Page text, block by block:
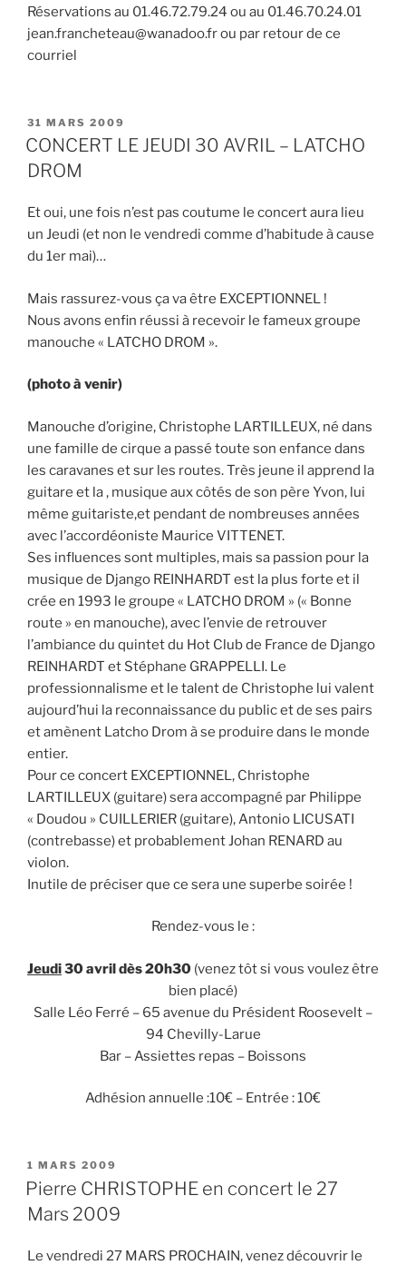
Réservations au 01.46.72.79.24 ou au 01.46.70.24.01
jean.francheteau@wanadoo.fr ou par retour de ce
courriel
PUBLIÉ
LE
31 MARS 2009
CONCERT LE JEUDI 30 AVRIL – LATCHO
DROM
Et oui, une fois n’est pas coutume le concert aura lieu
un Jeudi (et non le vendredi comme d’habitude à cause
du 1er mai)…
Mais rassurez-vous ça va être EXCEPTIONNEL !
Nous avons enfin réussi à recevoir le fameux groupe
manouche « LATCHO DROM ».
(photo à venir)
Manouche d’origine, Christophe LARTILLEUX, né dans
une famille de cirque a passé toute son enfance dans
les caravanes et sur les routes. Très jeune il apprend la
guitare et la , musique aux côtés de son père Yvon, lui
même guitariste,et pendant de nombreuses années
avec l’accordéoniste Maurice VITTENET.
Ses influences sont multiples, mais sa passion pour la
musique de Django REINHARDT est la plus forte et il
crée en 1993 le groupe « LATCHO DROM » (« Bonne
route » en manouche), avec l’envie de retrouver
l’ambiance du quintet du Hot Club de France de Django
REINHARDT et Stéphane GRAPPELLI. Le
professionnalisme et le talent de Christophe lui valent
aujourd’hui la reconnaissance du public et de ses pairs
et amènent Latcho Drom à se produire dans le monde
entier.
Pour ce concert EXCEPTIONNEL, Christophe
LARTILLEUX (guitare) sera accompagné par Philippe
« Doudou » CUILLERIER (guitare), Antonio LICUSATI
(contrebasse) et probablement Johan RENARD au
violon.
Inutile de préciser que ce sera une superbe soirée !
Rendez-vous le :
Jeudi30 avril dès 20h30 (venez tôt si vous voulez être
bien placé)
Salle Léo Ferré – 65 avenue du Président Roosevelt –
94 Chevilly-Larue
Bar – Assiettes repas – Boissons
Adhésion annuelle :10€ – Entrée : 10€
PUBLIÉ
LE
1 MARS 2009
Pierre CHRISTOPHE en concert le 27
Mars 2009
Le vendredi 27 MARS PROCHAIN, venez découvrir le